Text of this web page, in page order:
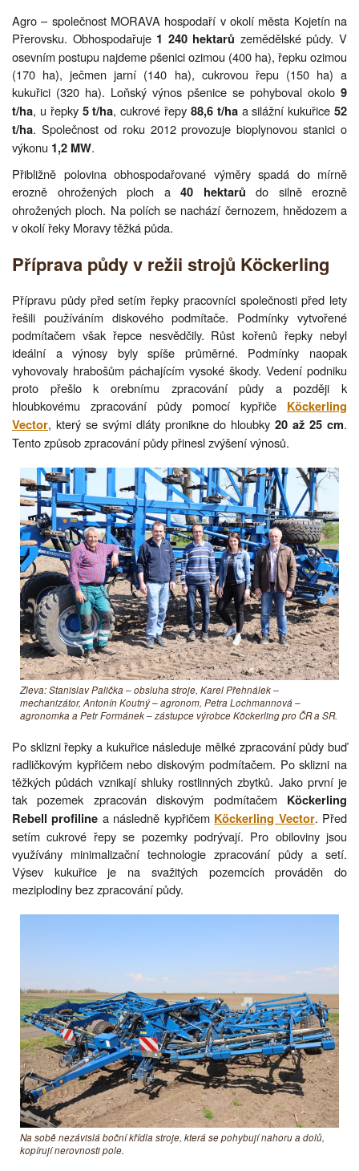
Agro – společnost MORAVA hospodaří v okolí města Kojetín na
Přerovsku. Obhospodařuje 1 240 hektarů zemědělské půdy. V
osevním postupu najdeme pšenici ozimou (400 ha), řepku ozimou
(170 ha), ječmen jarní (140 ha), cukrovou řepu (150 ha) a
kukuřici (320 ha). Loňský výnos pšenice se pohyboval okolo 9
t/ha, u řepky 5 t/ha, cukrové řepy 88,6 t/haa silážní kukuřice52
t/ha. Společnost od roku 2012 provozuje bioplynovou stanici o
výkonu 1,2 MW.
Přibližně polovina obhospodařované výměry spadá do mírně
erozně ohrožených ploch a 40 hektarů do silně erozně
ohrožených ploch. Na polích se nachází černozem, hnědozem a
v okolí řeky Moravy těžká půda.
Příprava půdy v režii strojů Köckerling
Přípravu půdy před setím řepky pracovníci společnosti před lety
řešili používáním diskového podmítače. Podmínky vytvořené
podmítačem však řepce nesvědčily. Růst kořenů řepky nebyl
ideální a výnosy byly spíše průměrné. Podmínky naopak
vyhovovaly hrabošům páchajícím vysoké škody. Vedení podniku
proto přešlo k orebnímu zpracování půdy a později k
hloubkovému zpracování půdy pomocí kypřiče Köckerling
Vector, který se svými dláty pronikne do hloubky20 až 25 cm.
Tento způsob zpracování půdy přinesl zvýšení výnosů.
Zleva: Stanislav Palička – obsluha stroje, Karel Přehnálek –
mechanizátor, Antonín Koutný – agronom, Petra Lochmannová –
agronomka a Petr Formánek – zástupce výrobce Köckerling pro ČR a SR.
Po sklizni řepky a kukuřice následuje mělké zpracování půdy buď
radličkovým kypřičem nebo diskovým podmítačem. Po sklizni na
těžkých půdách vznikají shluky rostlinných zbytků. Jako první je
tak pozemek zpracován diskovým podmítačem Köckerling
Rebell profiline a následně kypřičem Köckerling Vector. Před
setím cukrové řepy se pozemky podrývají. Pro obiloviny jsou
využívány minimalizační technologie zpracování půdy a setí.
Výsev kukuřice je na svažitých pozemcích prováděn do
meziplodiny bez zpracování půdy.
Na sobě nezávislá boční křídla stroje, která se pohybují nahoru a dolů,
kopírují nerovnosti pole.